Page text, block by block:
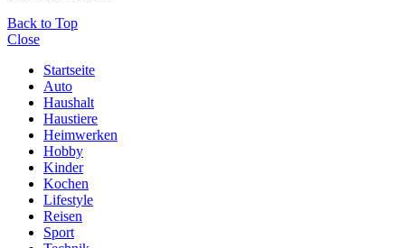
Back to Top
Close
Startseite
Auto
Haushalt
Haustiere
Heimwerken
Hobby
Kinder
Kochen
Lifestyle
Reisen
Sport